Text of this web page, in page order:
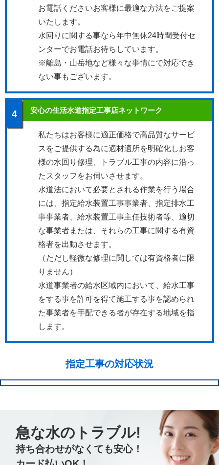
お電話くださいお客様に最適な方法をご提案
いたします。
水回りに関する事なら年中無休24時間受付セ
ンターでお電話お待ちしています。
※離島・山岳地など様々な事情にで対応でき
ない事もございます。
4 安心の生活水道指定工事店ネットワーク
私たちはお客様に適正価格で高品質なサービ
スをご提供する為に適材適所を明確化しお客
様の水回り修理、トラブル工事の内容に沿っ
たスタッフをお伺いさせます。
水道法において必要とされる作業を行う場合
には、指定給水装置工事事業者、指定排水工
事事業者、給水装置工事主任技術者等、適切
な事業者または、それらの工事に関する有資
格者を出動させます。
（ただし軽微な修理に関しては有資格者に限
りません）
水道事業者の給水区域内において、給水工事
をする事を許可を得て施工する事を認められ
た事業者を手配できる者が存在する地域を指
します。
指定工事の対応状況
急な水のトラブル!
持ち合わせがなくても安心！